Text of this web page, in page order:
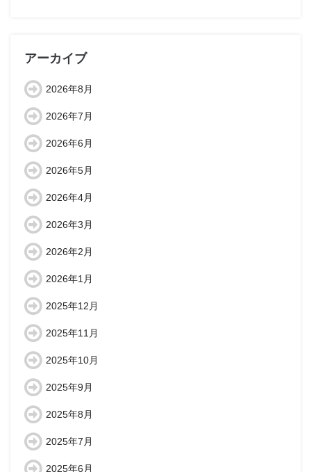
アーカイブ
2026年8月
2026年7月
2026年6月
2026年5月
2026年4月
2026年3月
2026年2月
2026年1月
2025年12月
2025年11月
2025年10月
2025年9月
2025年8月
2025年7月
2025年6月